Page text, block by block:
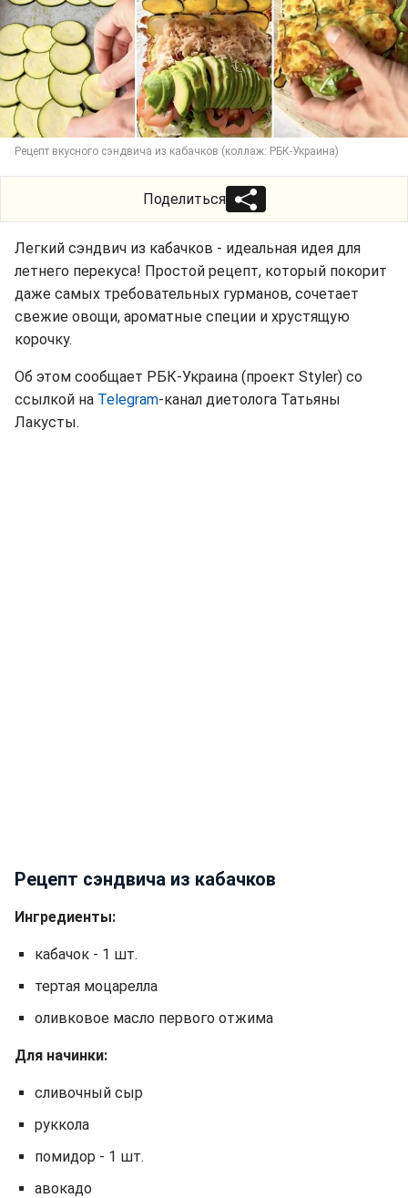
Рецепт вкусного сэндвича из кабачков (коллаж: РБК-Украина)
Поделиться
Легкий сэндвич из кабачков - идеальная идея для
летнего перекуса! Простой рецепт, который покорит
даже самых требовательных гурманов, сочетает
свежие овощи, ароматные специи и хрустящую
корочку.
Об этом сообщает РБК-Украина (проект Styler) со
ссылкой на Telegram-канал диетолога Татьяны
Лакусты.
Рецепт сэндвича из кабачков
Ингредиенты:
кабачок - 1 шт.
тертая моцарелла
оливковое масло первого отжима
Для начинки:
сливочный сыр
руккола
помидор - 1 шт.
авокадо